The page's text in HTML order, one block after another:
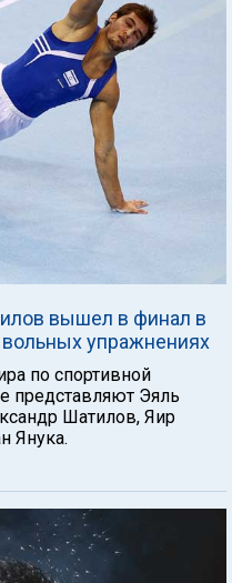
вышел в финал в
упражнениях
по спортивной
представляют Эяль
Шатилов, Яир
Янука.